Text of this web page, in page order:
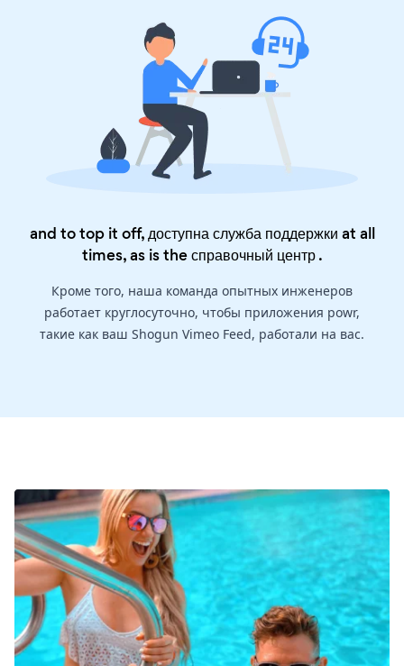
and to top it off, доступна служба поддержки at all
times, as is theсправочный центр.
Кроме того, наша команда опытных инженеров
работает круглосуточно, чтобы приложения powr,
такие как ваш Shogun Vimeo Feed, работали на вас.